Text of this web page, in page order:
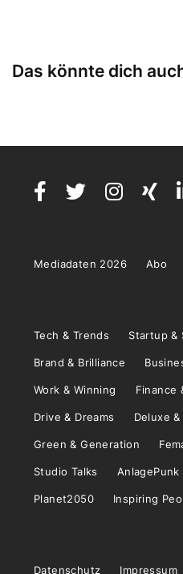
Das könnte dich
Mediadaten 2026 Abo
Tech & Trends Startup &
Brand & Brilliance
Work & Winning Finance
Drive & Dreams Deluxe
Green & Generation
Studio Talks AnlagePunk
Planet2050 Inspiring
Datenschutz Impressum